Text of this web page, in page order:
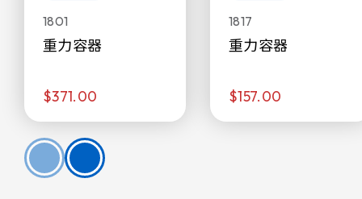
1801
重力容器
$371.00
1817
重力容器
$157.00